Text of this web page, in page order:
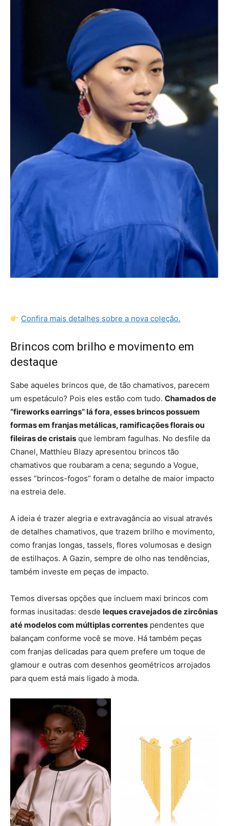
Confira mais detalhes sobre a nova coleção.
Brincos com brilho e movimento em
destaque
Sabe aqueles brincos que, de tão chamativos, parecem
um espetáculo? Pois eles estão com tudo. Chamados de
“fireworks earrings” lá fora, esses brincos possuem
formas em franjas metálicas, ramificações florais ou
fileiras de cristais que lembram fagulhas. No desfile da
Chanel, Matthieu Blazy apresentou brincos tão
chamativos que roubaram a cena; segundo a Vogue,
esses “brincos-fogos” foram o detalhe de maior impacto
na estreia dele.
A ideia é trazer alegria e extravagância ao visual através
de detalhes chamativos, que trazem brilho e movimento,
como franjas longas, tassels, flores volumosas e design
de estilhaços. A Gazin, sempre de olho nas tendências,
também investe em peças de impacto.
Temos diversas opções que incluem maxi brincos com
formas inusitadas: desde leques cravejados de zircônias
até modelos com múltiplas correntes pendentes que
balançam conforme você se move. Há também peças
com franjas delicadas para quem prefere um toque de
glamour e outras com desenhos geométricos arrojados
para quem está mais ligado à moda.